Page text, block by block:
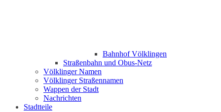
Bahnhof Völklingen
Straßenbahn und Obus-Netz
Völklinger Namen
Völklinger Straßennamen
Wappen der Stadt
Nachrichten
Stadtteile